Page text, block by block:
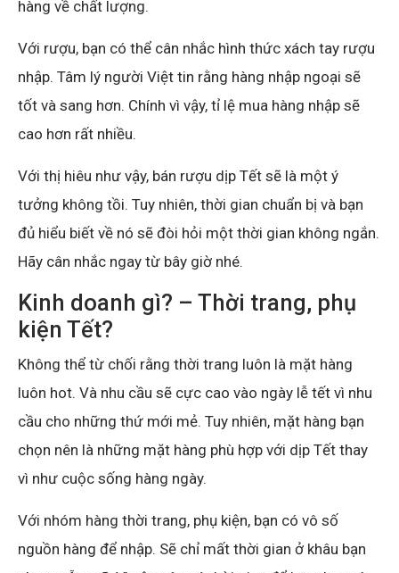
hàng về chất lượng.
Với rượu, bạn có thể cân nhắc hình thức xách tay rượu
nhập. Tâm lý người Việt tin rằng hàng nhập ngoại sẽ
tốt và sang hơn. Chính vì vậy, tỉ lệ mua hàng nhập sẽ
cao hơn rất nhiều.
Với thị hiêu như vậy, bán rượu dịp Tết sẽ là một ý
tưởng không tồi. Tuy nhiên, thời gian chuẩn bị và bạn
đủ hiểu biết về nó sẽ đòi hỏi một thời gian không ngắn.
Hãy cân nhắc ngay từ bây giờ nhé.
Kinh doanh gì? – Thời trang, phụ
kiện Tết?
Không thể từ chối rằng thời trang luôn là mặt hàng
luôn hot. Và nhu cầu sẽ cực cao vào ngày lễ tết vì nhu
cầu cho những thứ mới mẻ. Tuy nhiên, mặt hàng bạn
chọn nên là những mặt hàng phù hợp với dịp Tết thay
vì như cuộc sống hàng ngày.
Với nhóm hàng thời trang, phụ kiện, bạn có vô số
nguồn hàng để nhập. Sẽ chỉ mất thời gian ở khâu bạn